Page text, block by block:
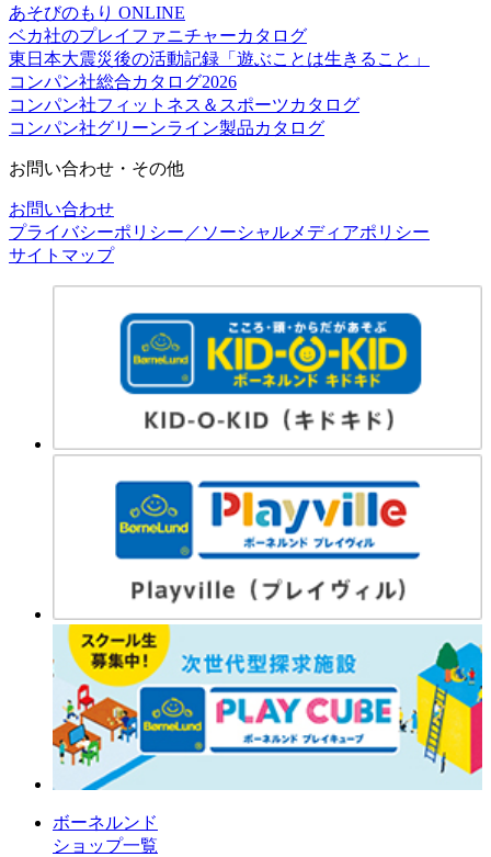
あそびのもり ONLINE
ベカ社のプレイファニチャーカタログ
東日本大震災後の活動記録「遊ぶことは生きること」
コンパン社総合カタログ2026
コンパン社フィットネス＆スポーツカタログ
コンパン社グリーンライン製品カタログ
お問い合わせ・その他
お問い合わせ
プライバシーポリシー／ソーシャルメディアポリシー
サイトマップ
ボーネルンド
ショップ一覧